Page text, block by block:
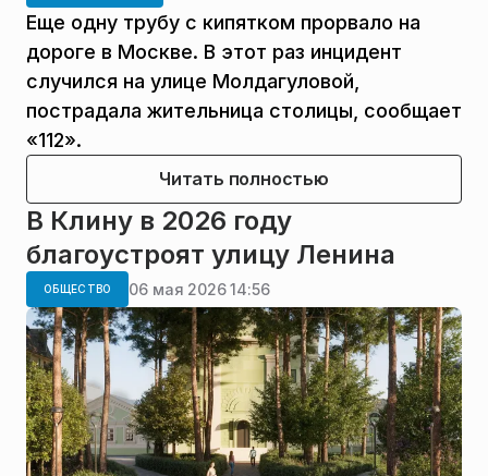
Еще одну трубу с кипятком прорвало на
дороге в Москве. В этот раз инцидент
случился на улице Молдагуловой,
пострадала жительница столицы, сообщает
«112».
Читать полностью
В Клину в 2026 году
благоустроят улицу Ленина
ОБЩЕСТВО 06 мая 2026 14:56